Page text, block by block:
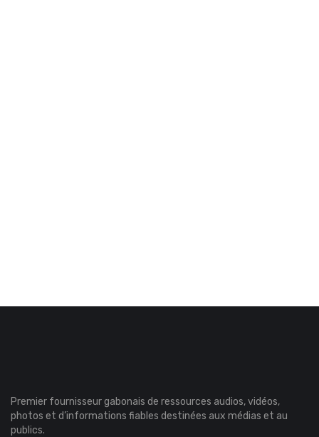
Premier fournisseur gabonais de ressources audios, vidéos,
photos et d’informations fiables destinées aux médias et au
publics.